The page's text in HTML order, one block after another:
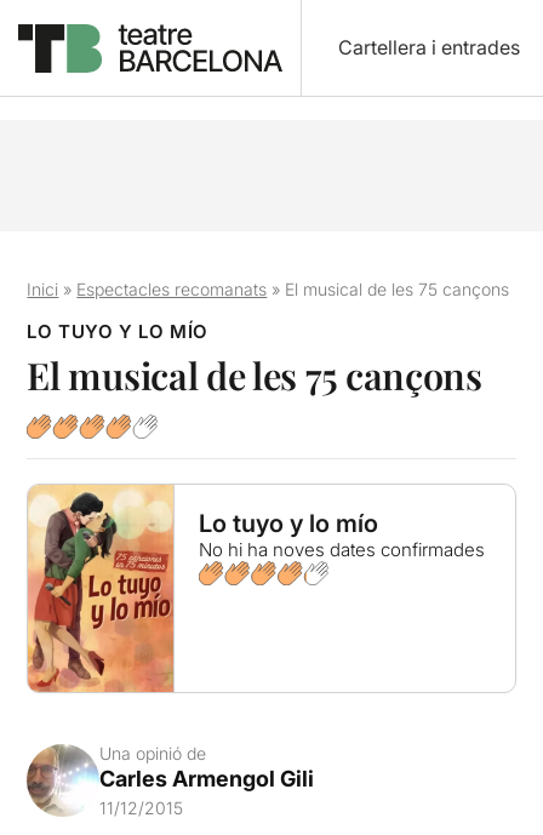
Cartellera i entrades
Inici » Espectacles recomanats » El musical de les 75 cançons
LO TUYO Y LO MÍO
El musical de les 75 cançons
Lo tuyo y lo mío
No hi ha noves dates confirmades
Una opinió de
Carles Armengol Gili
11/12/2015